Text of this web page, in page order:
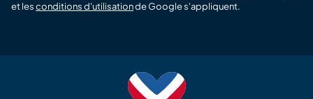
et lesconditions d'utilisationde Google s'appliquent.